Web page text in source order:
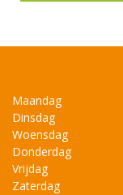
Maandag
Dinsdag
Woensdag
Donderdag
Vrijdag
Zaterdag